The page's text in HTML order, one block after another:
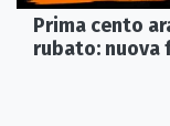
Prima cento
rubato: nuova